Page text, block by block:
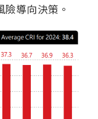
導向決策。